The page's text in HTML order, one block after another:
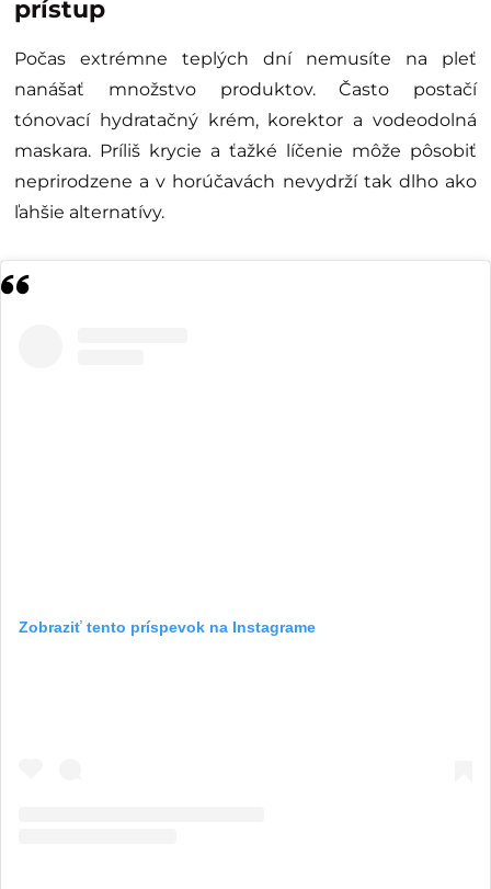
prístup
Počas extrémne teplých dní nemusíte na pleť
nanášať množstvo produktov. Často postačí
tónovací hydratačný krém, korektor a vodeodolná
maskara. Príliš krycie a ťažké líčenie môže pôsobiť
neprirodzene a v horúčavách nevydrží tak dlho ako
ľahšie alternatívy.
Zobraziť tento príspevok na Instagrame